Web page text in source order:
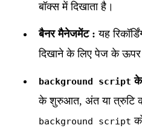
बॉक्स में दिखाता है।
बैनर मैनेजमेंट : यह
दिखाने के लिए पेज के ऊपर
background script के
के शुरुआत, अंत या त्रुटि
background script